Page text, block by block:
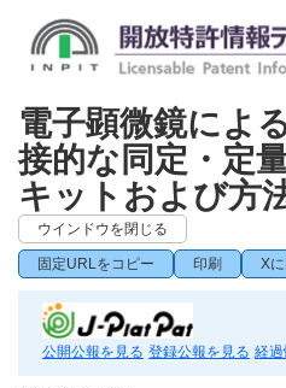
電子顕微鏡によ
接的な同定・定
キットおよび方
ウインドウを閉じる
固定URLをコピー 印刷 X
公開公報を見る 登録公報を見る 経